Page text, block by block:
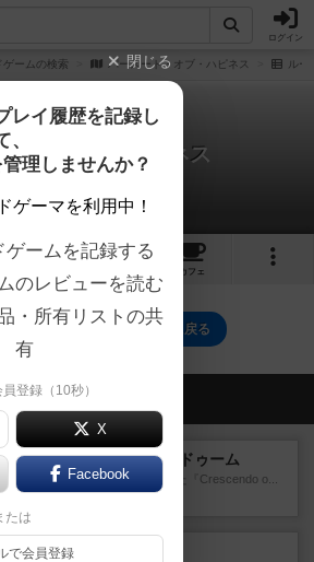
ログイン
ゲームの検索 パースート・オブ・ハピネス ルー
ト・オブ・ハピネス
0件のルール/インスト
5
カフェ
ト・オブ・ハピネスのトップに戻る
員の新しい投稿
クレッシェンド・オブ・ドゥーム
1980年にAvalon Hill社が出版した『Crescendo o...
クロス・オブ・アイアン
閉じる
レイ履歴を記録し
、
理しませんか？
ゲーマを利用中！
ームを記録する
のレビューを読む
・所有リストの共
有
登録（10秒）
X
Facebook
たは
で会員登録